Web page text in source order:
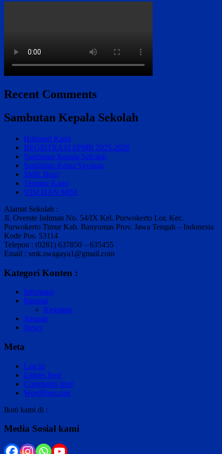
Recent Comments
Sambutan Kepala Sekolah
Hubungi Kami
REGISTRASI SPMB 2025-2026
Sambutan Kepala Sekolah
Sambutan Ketua Yayasan
SMK Bisa!
Tentang Kami
VISI DAN MISI
Alamat Sekolah :
Jl. Overste Isdiman No. 54/IX Kel. Purwokerto Lor, Kec.
Purwokerto Timur Kab. Banyumas Prov. Jawa Tengah – Indonesia
Kode Pos. 53114
Telepon : (0281) 637850 – 635455
Email : smk.swagaya1@gmail.com
Kategori Konten :
Informasi
Internal
Kegiatan
Jurusan
News
Meta
Log in
Entries feed
Comments feed
WordPress.org
Ikuti kami di :
Media Sosial kami